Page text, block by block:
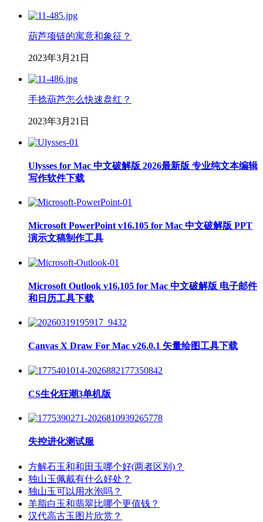
葫芦项链的寓意和象征？
2023年3月21日
手捻葫芦怎么快速盘红？
2023年3月21日
Ulysses for Mac 中文破解版 2026最新版 专业纯文本编辑
写作软件下载
Microsoft PowerPoint v16.105 for Mac 中文破解版 PPT
演示文稿制作工具
Microsoft Outlook v16.105 for Mac 中文破解版 电子邮件
和日历工具下载
Canvas X Draw For Mac v26.0.1 矢量绘图工具下载
CS生化狂潮3单机版
失控进化测试服
方解石玉和和田玉哪个好(两者区别)？
独山玉佩戴有什么好处？
独山玉可以用水泡吗？
羊脂白玉和翡翠比哪个更值钱？
汉代高古玉图片欣赏？